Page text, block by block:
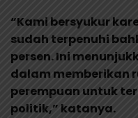
“Kami bersyukur
sudah terpenuhi
persen. Ini
dalam memberikan
perempuan untuk
politik,” katanya.